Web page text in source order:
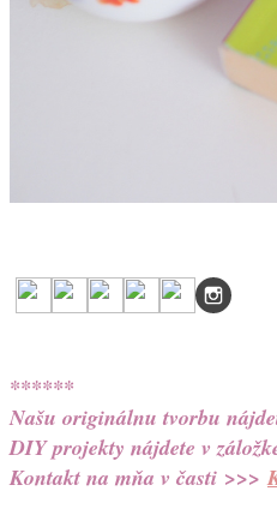
******
Našu originálnu tvorbu
DIY projekty nájdete v
Kontakt na mňa v časti >>>